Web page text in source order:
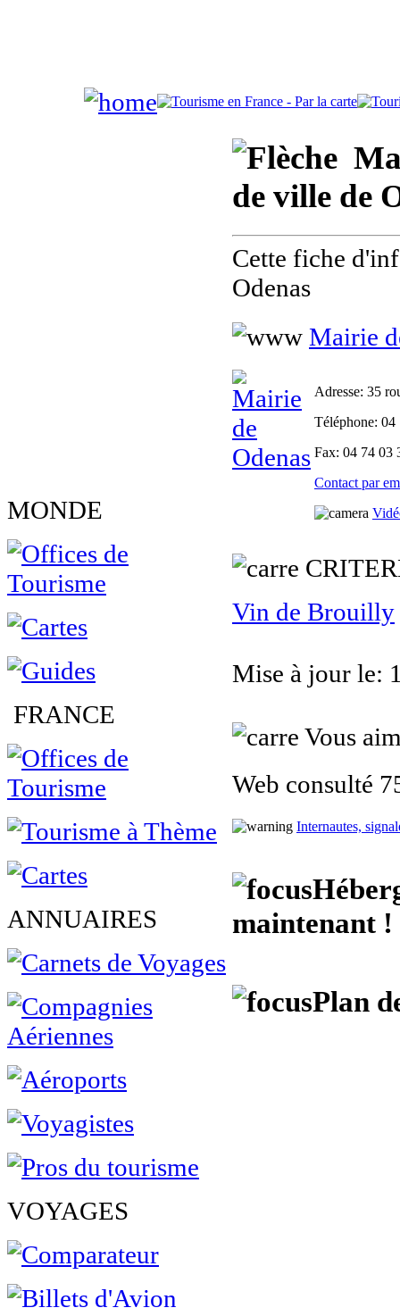
MONDE
FRANCE
ANNUAIRES
VOYAGES
de ville de
Cette fiche
Odenas
Mairie
Adresse: 35
Téléphone: 04
Fax: 04 74 03
Contact par
Vin de Brouilly
Mise à jour le:
Vous
Web consulté
Internautes,
maintenant !
Plan